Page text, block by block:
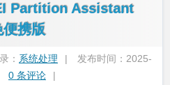
Partition Assistant
便携版
： 系统处理 |
发布时间：2025-
0 条评论 |